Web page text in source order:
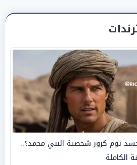
توم كروز شخصية النبي محمد؟..
الكاملة